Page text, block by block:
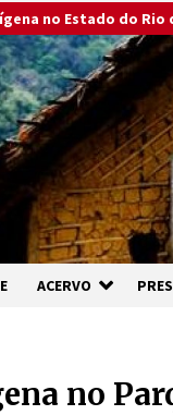
no Estado do Rio
ACERVO
no